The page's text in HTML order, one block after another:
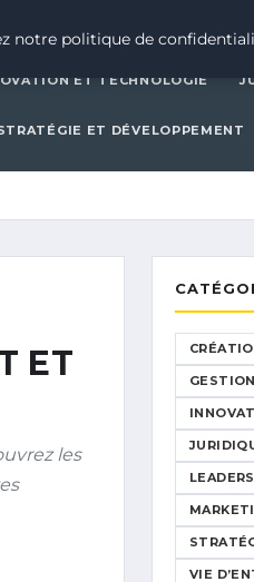
ET TECHNOLOGIE
ET DÉVELOPPEMENT
ET
les
VIE
notre politique de